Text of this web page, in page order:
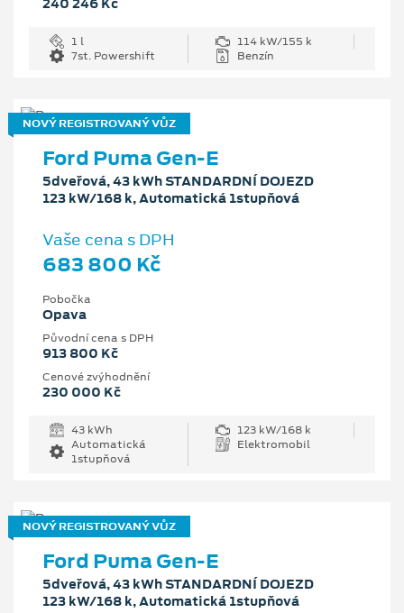
240 246 Kč
1 l
114 kW/155 k
7st. Powershift
Benzín
NOVÝ REGISTROVANÝ VŮZ
Ford Puma Gen-E
5dveřová, 43 kWh STANDARDNÍ DOJEZD
123 kW/168 k, Automatická 1stupňová
Vaše cena s DPH
683 800 Kč
Pobočka
Opava
Původní cena s DPH
913 800 Kč
Cenové zvýhodnění
230 000 Kč
43 kWh
123 kW/168 k
Automatická
1stupňová
Elektromobil
NOVÝ REGISTROVANÝ VŮZ
Ford Puma Gen-E
5dveřová, 43 kWh STANDARDNÍ DOJEZD
123 kW/168 k, Automatická 1stupňová